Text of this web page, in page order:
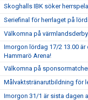
Skoghalls IBK söker
Seriefinal för herrlaget på
Välkomna på
Imorgon lördag 17/2 13.00 är
Hammarö Arena!
Välkomna på
Målvaktstränarutbildning för
Imorgon 31/1 är sista dagen